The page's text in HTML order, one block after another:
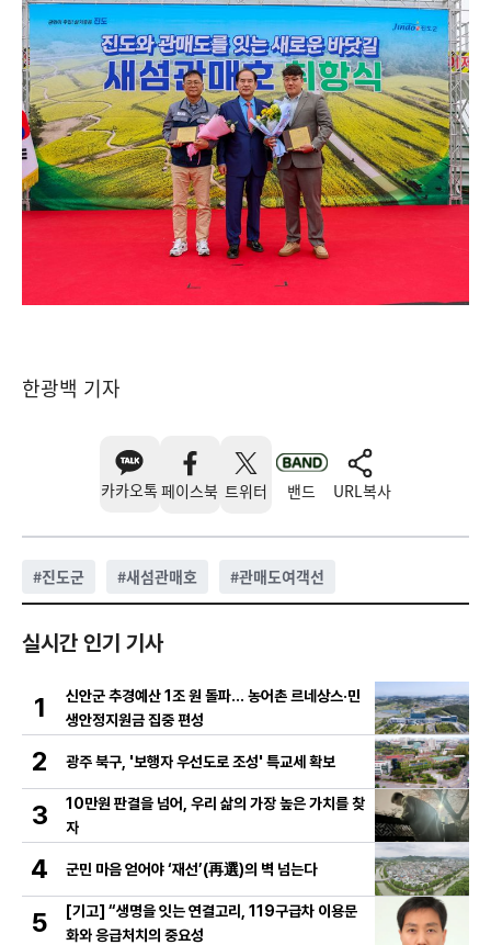
한광백 기자
카카오톡 페이스북 트위터 밴드 URL복사
#진도군 #새섬관매호 #관매도여객선
실시간 인기 기사
1
신안군 추경예산 1조 원 돌파… 농어촌 르네상스·민
생안정지원금 집중 편성
2 광주 북구, '보행자 우선도로 조성' 특교세 확보
3
10만원 판결을 넘어, 우리 삶의 가장 높은 가치를 찾
자
4 군민 마음 얻어야 ‘재선’(再選)의 벽 넘는다
5
[기고] “생명을 잇는 연결고리, 119구급차 이용문
화와 응급처치의 중요성